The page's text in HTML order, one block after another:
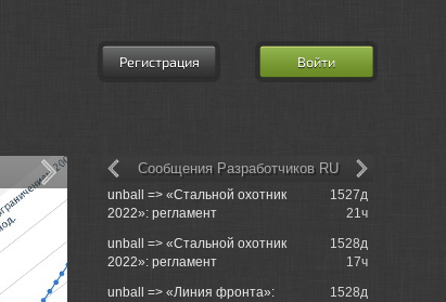
Регистрация Войти
unball => «Стальной охотник
2022»: регламент
1527д
21ч
unball => «Стальной охотник
2022»: регламент
1528д
17ч
unball => «Линия фронта»:
1528д
Сообщения Разработчиков RU